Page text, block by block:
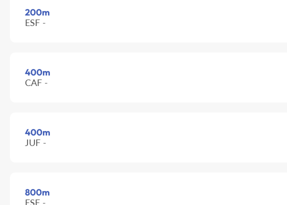
200m
ESF -
400m
CAF -
400m
JUF -
800m
ESF -